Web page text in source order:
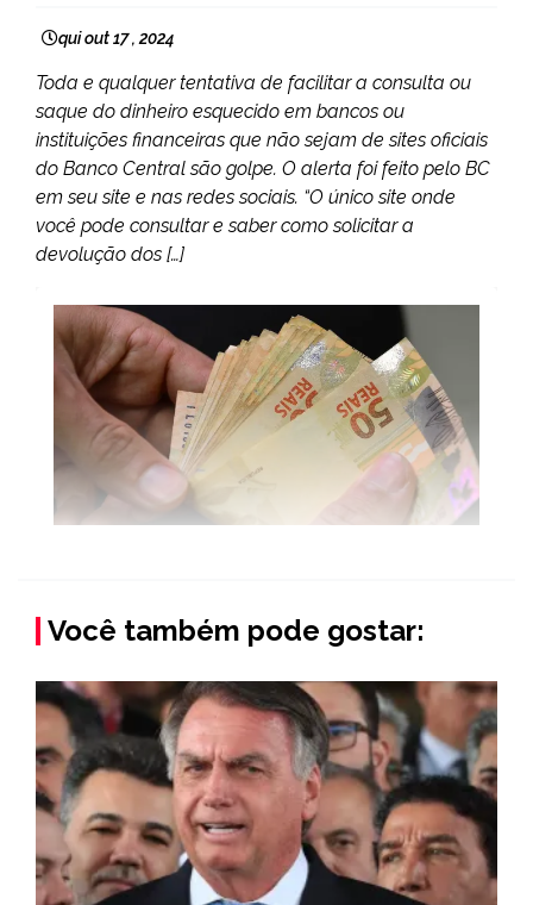
qui out 17 , 2024
Toda e qualquer tentativa de facilitar a consulta ou
saque do dinheiro esquecido em bancos ou
instituições financeiras que não sejam de sites oficiais
do Banco Central são golpe. O alerta foi feito pelo BC
em seu site e nas redes sociais. “O único site onde
você pode consultar e saber como solicitar a
devolução dos […]
Você também pode gostar: